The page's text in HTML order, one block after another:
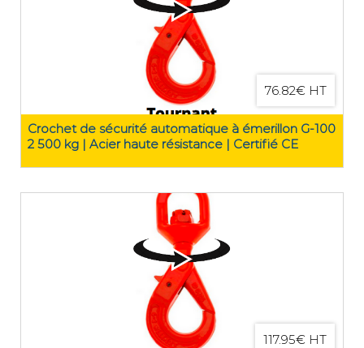
76.82€ HT
Crochet de sécurité automatique à émerillon G-100
2 500 kg | Acier haute résistance | Certifié CE
117.95€ HT